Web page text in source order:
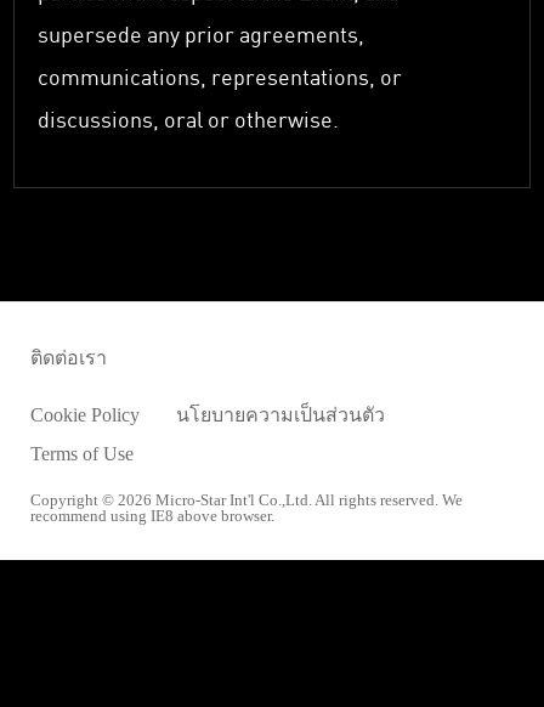
supersede any prior agreements,
communications, representations, or
discussions, oral or otherwise.
Copyright © 2026 Micro-Star Int'l Co.,Ltd. All rights reserved. We
recommend using IE8 above browser.
Cookie Policy
นโยบายความเป็นส่วนตัว
Terms of Use
ติดต่อเรา